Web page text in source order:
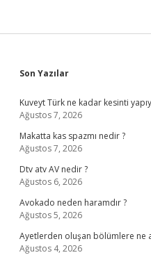
Sidebar
Son Yazılar
Kuveyt Türk ne kadar kesinti
Ağustos 7, 2026
Makatta kas spazmı nedir ?
Ağustos 7, 2026
Dtv atv AV nedir ?
Ağustos 6, 2026
Avokado neden haramdır ?
Ağustos 5, 2026
Ayetlerden oluşan bölümlere ne
Ağustos 4, 2026